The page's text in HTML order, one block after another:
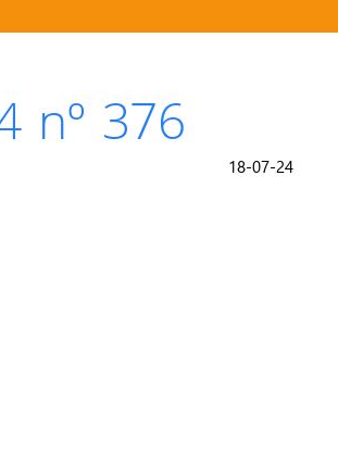
nº 376
18-07-24